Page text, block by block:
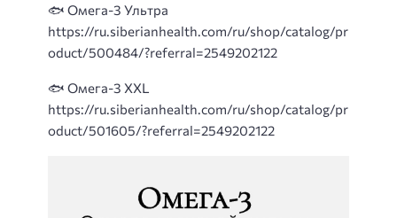
🐟 Омега-3 Ультра
https://ru.siberianhealth.com/ru/shop/catalog/pr
oduct/500484/?referral=2549202122
🐟 Омега-3 XXL
https://ru.siberianhealth.com/ru/shop/catalog/pr
oduct/501605/?referral=2549202122